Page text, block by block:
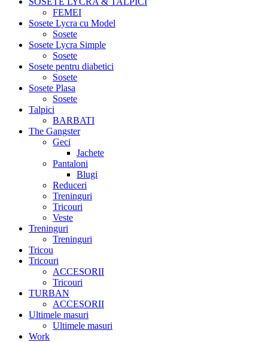
FEMEI
Sosete Lycra cu Model
Sosete
Sosete Lycra Simple
Sosete
Sosete pentru diabetici
Sosete
Sosete Plasa
Sosete
Talpici
BARBATI
The Gangster
Geci
Jachete
Pantaloni
Blugi
Reduceri
Treninguri
Tricouri
Veste
Treninguri
Treninguri
Tricou
Tricouri
ACCESORII
Tricouri
TURBAN
ACCESORII
Ultimele masuri
Ultimele masuri
Work